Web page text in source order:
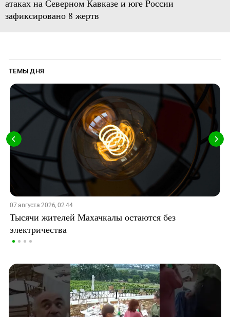
атаках на Северном Кавказе и юге России
зафиксировано 8 жертв
ТЕМЫ ДНЯ
07 августа 2026, 02:44
Тысячи жителей Махачкалы остаются без
электричества